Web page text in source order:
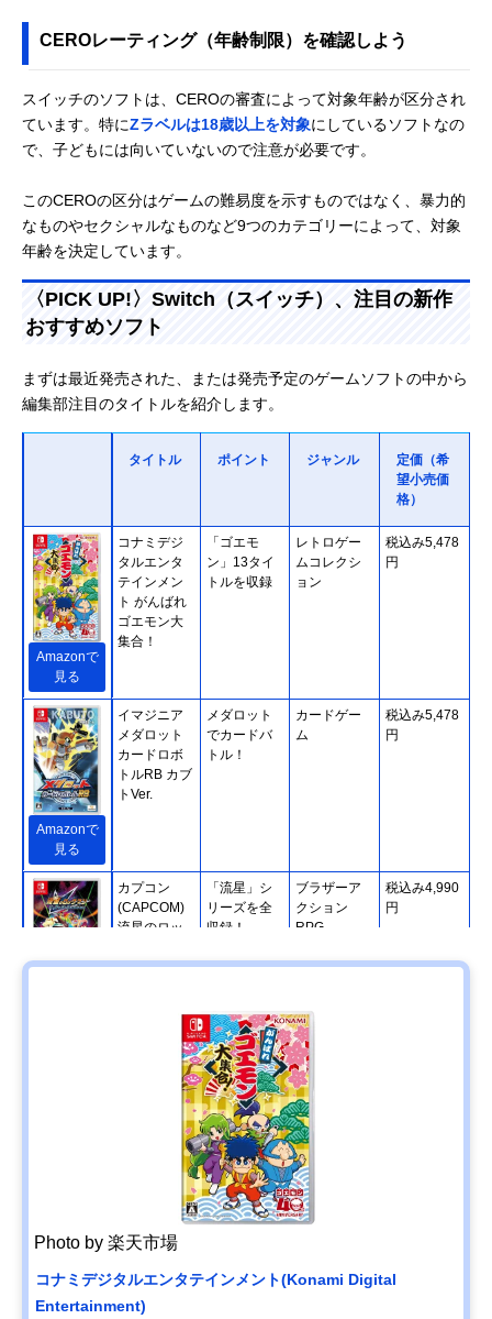
CEROレーティング（年齢制限）を確認しよう
スイッチのソフトは、CEROの審査によって対象年齢が区分され
ています。特にZラベルは18歳以上を対象にしているソフトなの
で、子どもには向いていないので注意が必要です。
このCEROの区分はゲームの難易度を示すものではなく、暴力的
なものやセクシャルなものなど9つのカテゴリーによって、対象
年齢を決定しています。
〈PICK UP!〉Switch（スイッチ）、注目の新作
おすすめソフト
まずは最近発売された、または発売予定のゲームソフトの中から
編集部注目のタイトルを紹介します。
タイトル ポイント ジャンル
定価（希
望小売価
格）
Amazonで
見る
コナミデジ
タルエンタ
テインメン
ト がんばれ
ゴエモン大
集合！
「ゴエモ
ン」13タイ
トルを収録
レトロゲー
ムコレクシ
ョン
税込み5,478
円
Amazonで
見る
イマジニア
メダロット
カードロボ
トルRB カブ
トVer.
メダロット
でカードバ
トル！
カードゲー
ム
税込み5,478
円
カプコン
(CAPCOM)
流星のロッ
フェクトコ
「流星」シ
リーズを全
収録！
ブラザーア
クション
RPG
税込み4,990
円
クラウディ
ッドレパー
ドエンタテ
インメント
Back to the
Dawn~ブレ
アニマル・
ハードボイ
ルドな脱獄
物語
サスペンス
脱獄RPG
Amazonで
見る
ブロッコリ
ー
(BROCCOLI
) エトランジ
の令嬢、地
獄を往く
Photo by 楽天市場
コナミデジタルエンタテインメント(Konami Digital
Entertainment)